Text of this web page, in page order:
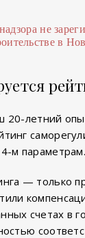
не
в
20-летний
м параметрам.
— только
счетах в